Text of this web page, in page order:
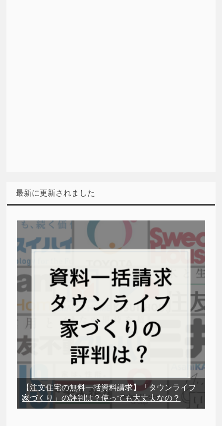
最新に更新されました
【注文住宅の無料一括資料請求】「タウンライフ
家づくり」の評判は？使っても大丈夫なの？